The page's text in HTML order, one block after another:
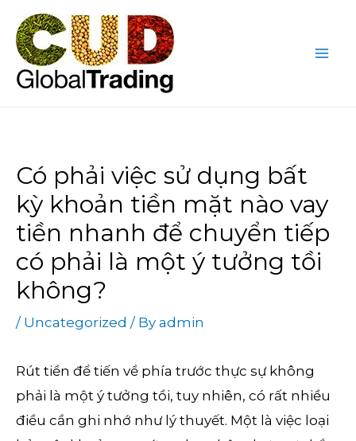
content
Có phải việc sử dụng bất
kỳ khoản tiền mặt nào vay
tiền nhanh để chuyển tiếp
có phải là một ý tưởng tồi
không?
/ Uncategorized / By admin
Rút tiền để tiến về phía trước thực sự không
phải là một ý tưởng tồi, tuy nhiên, có rất nhiều
điều cần ghi nhớ như lý thuyết. Một là việc loại
navigation